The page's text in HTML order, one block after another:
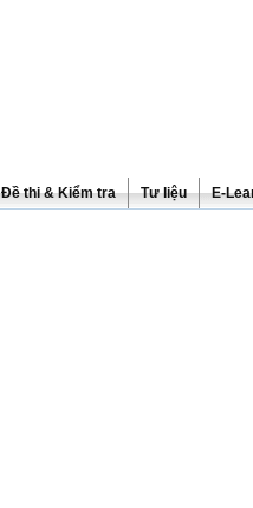
Đề thi & Kiểm tra Tư liệu E-